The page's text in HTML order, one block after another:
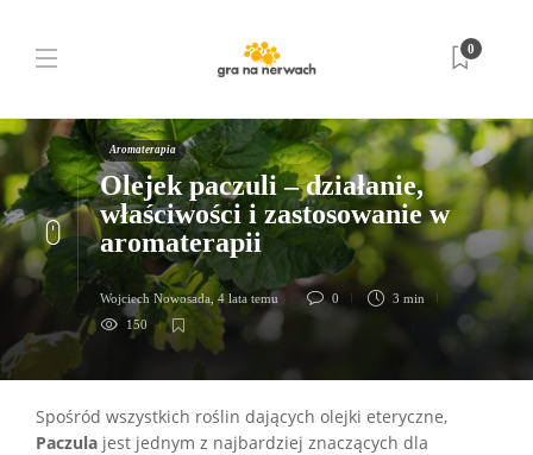
0
Aromaterapia
Olejek paczuli – działanie,
właściwości i zastosowanie w
aromaterapii
Wojciech Nowosada 4 lata temu 0
3 min
150
Spośród wszystkich roślin dających olejki eteryczne,
Paczula jest jednym z najbardziej znaczących dla